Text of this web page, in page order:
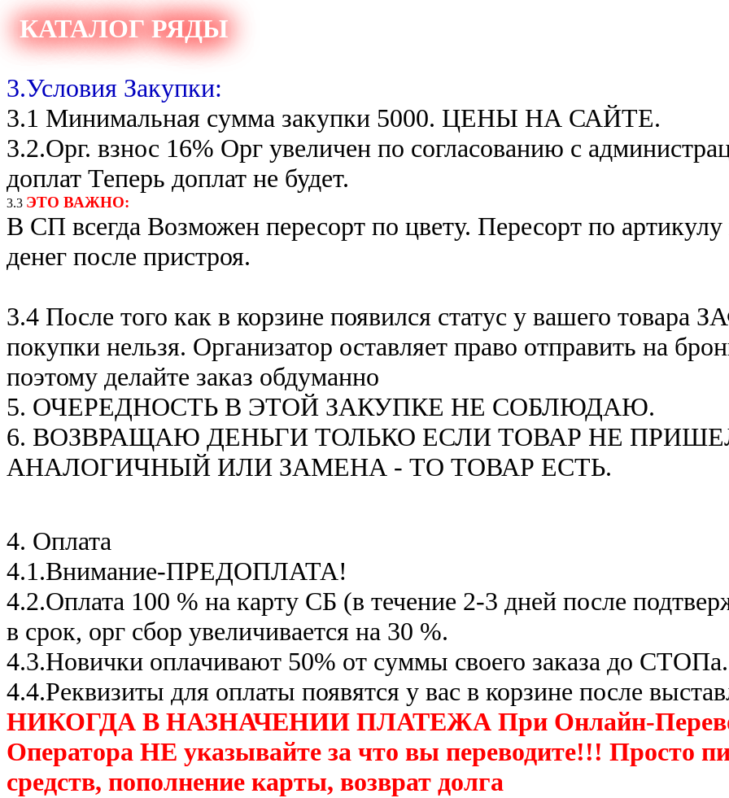
КАТАЛОГ РЯДЫ
3.Условия Закупки:
3.1 Минимальная сумма закупки 5000. ЦЕНЫ НА САЙТЕ.
3.2.Орг. взнос 16% Орг увеличен по согласованию с
доплат Теперь доплат не будет.
3.3 ЭТО ВАЖНО:
В СП всегда Возможен пересорт по цвету. Пересорт по
денег после пристроя.
3.4 После того как в корзине появился статус у вашего
покупки нельзя. Организатор оставляет право отправить на
поэтому делайте заказ обдуманно
5. ОЧЕРЕДНОСТЬ В ЭТОЙ ЗАКУПКЕ НЕ СОБЛЮДАЮ.
6. ВОЗВРАЩАЮ ДЕНЬГИ ТОЛЬКО ЕСЛИ ТОВАР НЕ
АНАЛОГИЧНЫЙ ИЛИ ЗАМЕНА - ТО ТОВАР ЕСТЬ.
4. Оплата
4.1.Внимание-ПРЕДОПЛАТА!
4.2.Оплата 100 % на карту СБ (в течение 2-3 дней после
в срок, орг сбор увеличивается на 30 %.
4.3.Новички оплачивают 50% от суммы своего заказа до СТОПа.
4.4.Реквизиты для оплаты появятся у вас в корзине после
НИКОГДА В НАЗНАЧЕНИИ ПЛАТЕЖА При Онлайн-
Оператора НЕ указывайте за что вы переводите!!! Просто
средств, пополнение карты, возврат долга